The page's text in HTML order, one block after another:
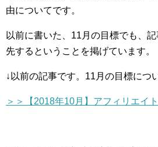
由についてです。
以前に書いた、11月の目標でも、
先するということを掲げています。
↓以前の記事です。11月の目標につ
＞＞【2018年10月】アフィリエイ